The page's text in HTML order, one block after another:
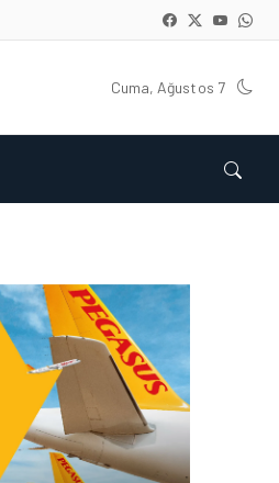
Cuma, Ağustos 7
İŞ ILANI • 05 AĞU 2026
EMIRATES’TEN İSTANBUL
HAVALIMANI’NDA YENI
NESIL ÖZEL YOLCU
SALONU (LOUNGE) IÇIN İŞE
ALIM SÜRECI BAŞLADI!
İŞ ILANI • 29 NIS 2026